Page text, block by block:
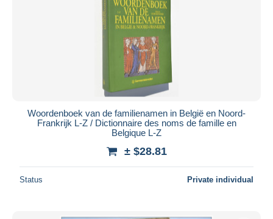
Woordenboek van de familienamen in België en Noord-
Frankrijk L-Z / Dictionnaire des noms de famille en
Belgique L-Z
± $28.81
Status Private individual